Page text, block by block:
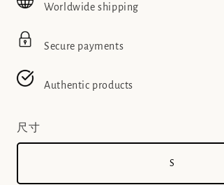
Worldwide shipping
Secure payments
Authentic products
尺寸
S